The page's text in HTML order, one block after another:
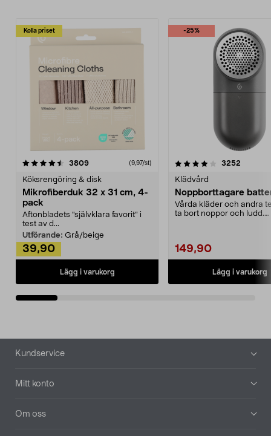
Kolla priset
3809recensioner (9,97/st)
Köksrengöring & disk
Mikrofiberduk 32 x 31 cm, 4-
pack
Aftonbladets "självklara favorit” i
test av d...
Utförande: Grå/beige
39,90
Lägg i varukorg
-25%
4.0av 5 stjärnor 3252
Klädvård
Noppborttagare
Vårda kläder och andra
ta bort noppor och ludd.
149,90
Lägg i varukorg
4.5av 5 stjärnor
Sidfot
Kundservice
Mitt konto
Om oss